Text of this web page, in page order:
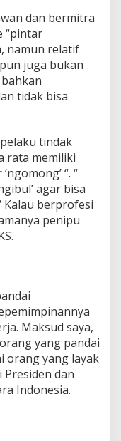
dan bermitra
“pintar
namun relatif
juga bukan
tidak bisa
tindak
rata memiliki
“. “
agar bisa
Kalau berprofesi
penipu
Maksud saya,
yang pandai
orang yang layak
dan
Indonesia.